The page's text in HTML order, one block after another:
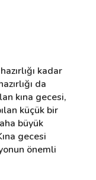
kadar
da
kına gecesi,
küçük bir
büyük
gecesi
önemli